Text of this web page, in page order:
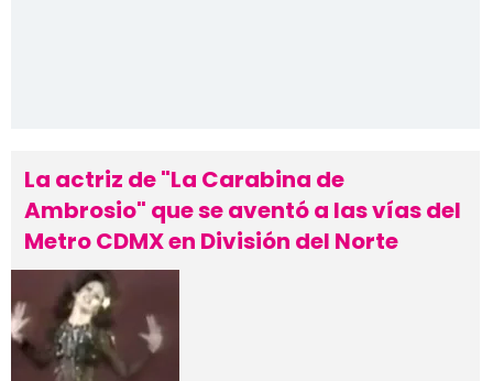
La actriz de "La Carabina de
Ambrosio" que se aventó a las vías del
Metro CDMX en División del Norte